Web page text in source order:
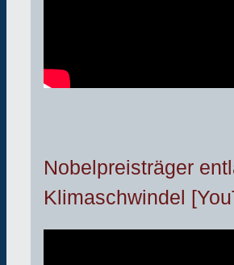
Nobelpreisträger
Klimaschwindel